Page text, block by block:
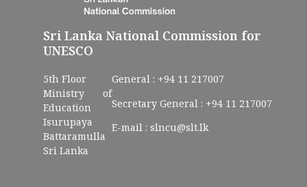
Sri Lanka National Commission for
UNESCO
5th Floor
Ministry of
Education
Isurupaya
Battaramulla
Sri Lanka
General : +94 11 217007
Secretary General : +94 11 217007
E-mail : slncu@slt.lk